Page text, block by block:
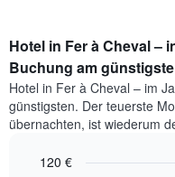
Hotel in Fer à Cheval –
Buchung am
Hotel in Fer à Cheval – im
günstigsten. Der teuerste
übernachten, ist wiederum
120 €